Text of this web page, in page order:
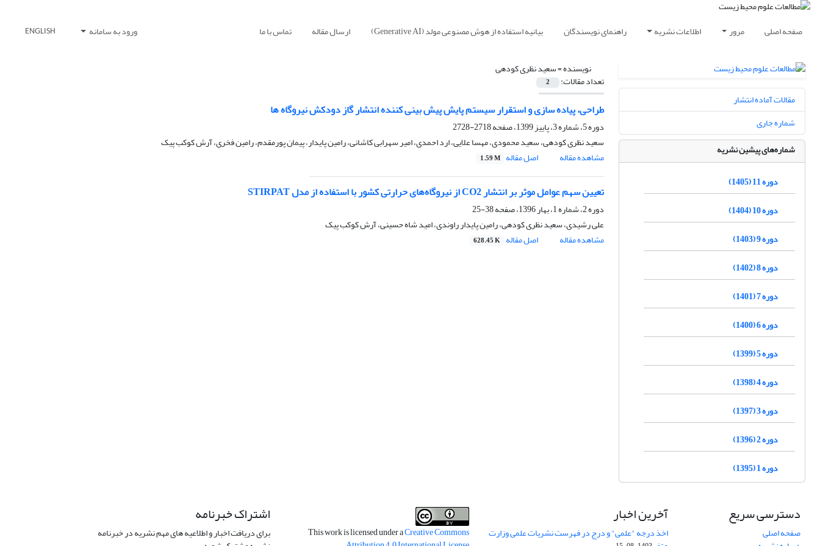
صفحه اصلی مرور اطلاعات نشریه راهنمای نویسندگان بیانیه استفاده از هوش مصنوعی مولد (Generative AI) ارسال مقاله تماس با ما ورود به سامانه ENGLISH
نویسنده =سعید نظری کودهی
تعداد مقالات: 2
طراحی، پیاده سازی و استقرار سیستم پایش پیش بینی کننده انتشار گاز دودکش نیروگاه ها
دوره 5، شماره 3، پاییز 1399، صفحه
2718-2728
سعید نظری کودهی، سعید محمودی، مهسا علایی، ارد احمدی، امیر سهرابی کاشانی، رامین پایدار، پیمان پورمقدم، رامین فخری، آرش کوکب پیک
مشاهده مقاله
اصل مقاله 1.59 M
تعیین سهم عوامل موثر بر انتشار CO2 از نیروگاه‌های‌‌ حرارتی کشور با استفاده از مدل STIRPAT
دوره 2، شماره 1، بهار 1396، صفحه
38-25
علی رشیدی، سعید نظری کودهی، رامین پایدار راوندی، امید شاه حسینی، آرش کوکب پیک
مشاهده مقاله
اصل مقاله 628.45 K
مقالات آماده انتشار
شماره جاری
شماره‌های پیشین نشریه
دوره 11 (1405)
دوره 10 (1404)
دوره 9 (1403)
دوره 8 (1402)
دوره 7 (1401)
دوره 6 (1400)
دوره 5 (1399)
دوره 4 (1398)
دوره 3 (1397)
دوره 2 (1396)
دوره 1 (1395)
دسترسی سریع
صفحه اصلی
آخرین اخبار
اخذ درجه "علمی" و درج در فهرست نشریات علمی وزارت This work is licensed under aCreative Commons
اشتراک خبرنامه
برای دریافت اخبار و اطلاعیه های مهم نشریه در خبرنامه